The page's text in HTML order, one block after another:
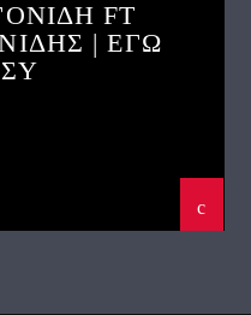
FT
| ΕΓΩ